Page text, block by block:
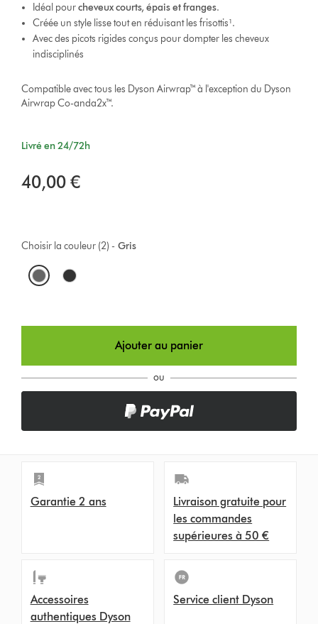
Idéal pourcheveux courts, épais et franges.
Créée un style lisse tout en réduisant les frisottis¹.
Avec des picots rigides conçus pour dompter les cheveux
indisciplinés
Compatible avec tous les Dyson Airwrap™ à l'exception du Dyson
Airwrap Co-anda2x™.
Livré en 24/72h
40,00 €
Gris
Choisir la couleur (2) -
O
t
o
s
Ajouter au panier
ou
Garantie 2 ans
Livraison gratuite pour
les commandes
supérieures à 50 €
Accessoires
authentiques Dyson
Service client Dyson